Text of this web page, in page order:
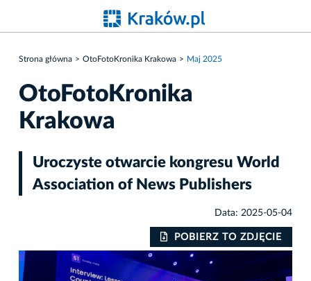
Strona główna OtoFotoKronika Krakowa Maj 2025
OtoFotoKronika
Krakowa
Uroczyste otwarcie kongresu World
Association of News Publishers
Data: 2025-05-04
POBIERZ TO ZDJĘCIE